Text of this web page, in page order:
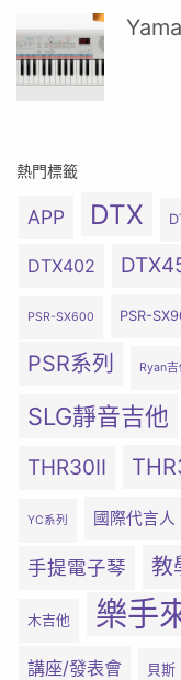
熱門標籤
APP DTX
DTX402
PSR-SX600 PSR-
PSR系列 Ryan
SLG靜音吉他
THR30II
YC系列 國際代言人
手提電子琴 教
木吉他 樂手
講座/發表會 貝斯